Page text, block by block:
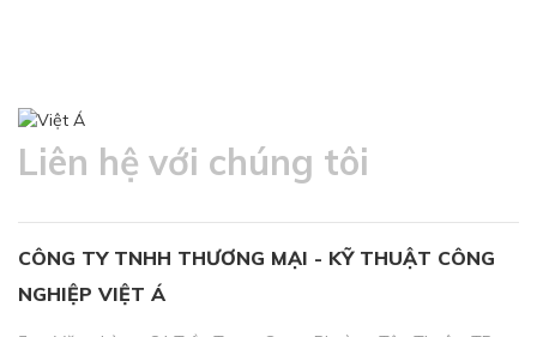
Liên hệ với chúng tôi
CÔNG TY TNHH THƯƠNG MẠI - KỸ THUẬT CÔNG
NGHIỆP VIỆT Á